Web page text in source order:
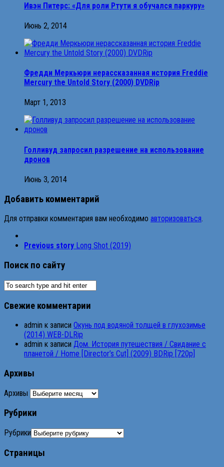
Ивэн Питерс: «Для роли Ртути я обучался паркуру»
Июнь 2, 2014
Фредди Меркьюри нерассказанная история Freddie
Mercury the Untold Story (2000) DVDRip
Март 1, 2013
Голливуд запросил разрешение на использование
дронов
Июнь 3, 2014
Добавить комментарий
Для отправки комментария вам необходимо авторизоваться.
Previous story Long Shot (2019)
Поиск по сайту
Свежие комментарии
admin к записи Окунь под водяной толщей в глухозимье
(2014) WEB-DLRip
admin к записи Дом. История путешествия / Свидание с
планетой / Home [Director’s Cut] (2009) BDRip [720p]
Архивы
Архивы
Рубрики
Рубрики
Страницы